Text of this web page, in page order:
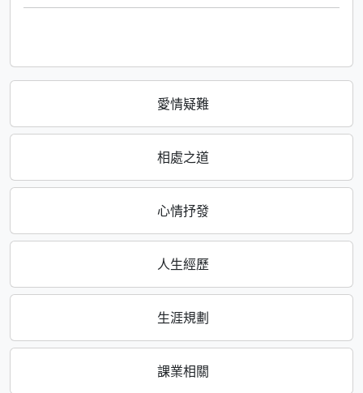
愛情疑難
相處之道
心情抒發
人生經歷
生涯規劃
課業相關